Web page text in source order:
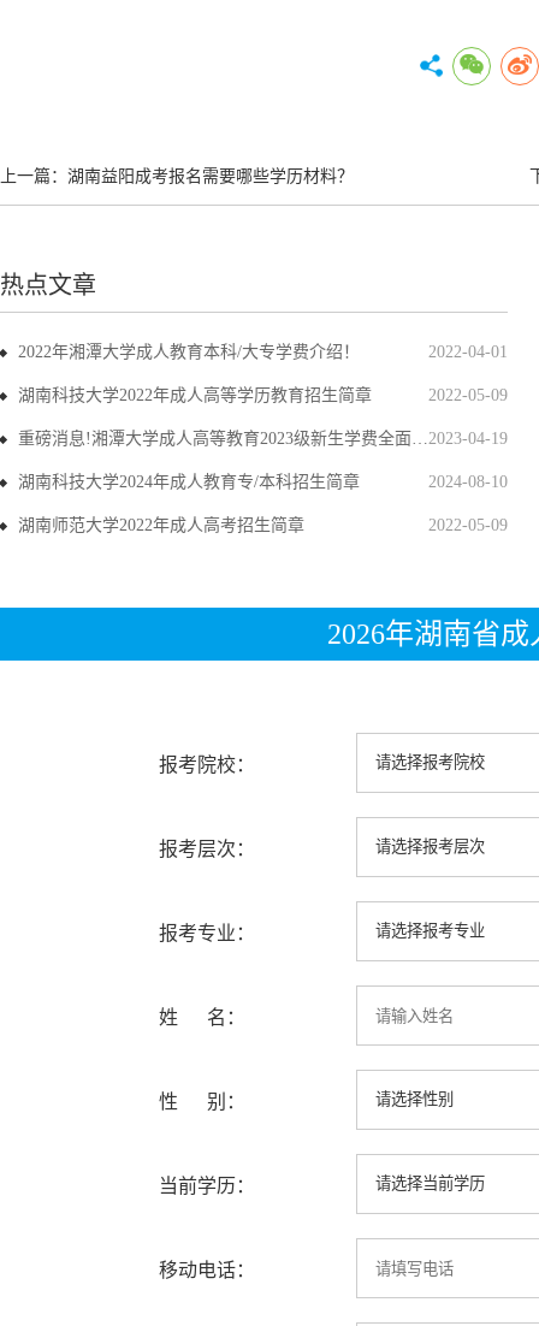
上一篇： 湖南益阳成考报名需要哪些学历材料？
热点文章
2022-04-01
2022年湘潭大学成人教育本科/大专学费介绍！
2022-05-09
湖南科技大学2022年成人高等学历教育招生简章
2023-04-19
重磅消息!湘潭大学成人高等教育2023级新生学费全面上调
2024-08-10
湖南科技大学2024年成人教育专/本科招生简章
2022-05-09
湖南师范大学2022年成人高考招生简章
2026年湖南省
报考院校：
报考层次：
报考专业：
姓 名：
性 别：
当前学历：
移动电话：